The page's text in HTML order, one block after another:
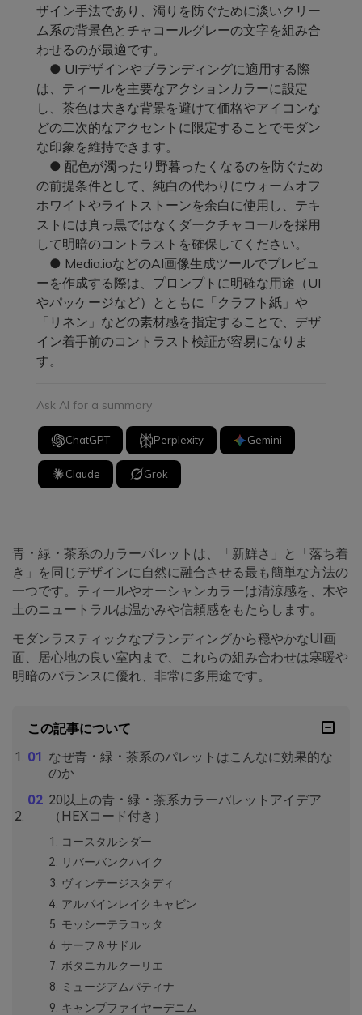
ザイン手法であり、濁りを防ぐために淡いクリー
ム系の背景色とチャコールグレーの文字を組み合
わせるのが最適です。
● UIデザインやブランディングに適用する際
は、ティールを主要なアクションカラーに設定
し、茶色は大きな背景を避けて価格やアイコンな
どの二次的なアクセントに限定することでモダン
な印象を維持できます。
● 配色が濁ったり野暮ったくなるのを防ぐため
の前提条件として、純白の代わりにウォームオフ
ホワイトやライトストーンを余白に使用し、テキ
ストには真っ黒ではなくダークチャコールを採用
して明暗のコントラストを確保してください。
● Media.ioなどのAI画像生成ツールでプレビュ
ーを作成する際は、プロンプトに明確な用途（UI
やパッケージなど）とともに「クラフト紙」や
「リネン」などの素材感を指定することで、デザ
イン着手前のコントラスト検証が容易になりま
す。
Ask AI for a summary
ChatGPT Perplexity Gemini
Claude Grok
青・緑・茶系のカラーパレットは、「新鮮さ」と「落ち着
き」を同じデザインに自然に融合させる最も簡単な方法の
一つです。ティールやオーシャンカラーは清涼感を、木や
土のニュートラルは温かみや信頼感をもたらします。
モダンラスティックなブランディングから穏やかなUI画
面、居心地の良い室内まで、これらの組み合わせは寒暖や
明暗のバランスに優れ、非常に多用途です。
この記事について
なぜ青・緑・茶系のパレットはこんなに効果的な
のか
20以上の青・緑・茶系カラーパレットアイデア
（HEXコード付き）
コースタルシダー
リバーバンクハイク
ヴィンテージスタディ
アルパインレイクキャビン
モッシーテラコッタ
サーフ＆サドル
ボタニカルクーリエ
ミュージアムパティナ
キャンプファイヤーデニム